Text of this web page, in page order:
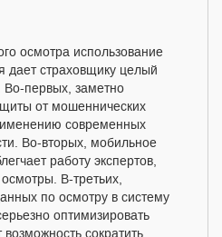
осмотра использование
дает страховщику целый
Во-первых, заметно
от мошеннических
современных
Во-вторых, мобильное
работу экспертов,
В-третьих,
по осмотру в систему
оптимизировать